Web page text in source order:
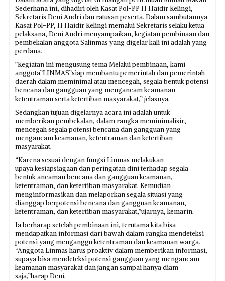
Sederhana ini, dihadiri oleh Kasat Pol-PP H Haidir Kelingi,
Sekretaris Deni Andri dan ratusan peserta. Dalam sambutannya
Kasat Pol-PP, H Haidir Kelingi memalui Sekretaris selaku ketua
pelaksana, Deni Andri menyampaikan, kegiatan pembinaan dan
pembekalan anggota Salinmas yang digelar kali ini adalah yang
perdana.
”Kegiatan ini mengusung tema‎ Melalui pembinaan, kami
anggota”LINMAS”siap membantu pemerintah dan pemerintah
daerah dalam meminimal atau mencegah, segala bentuk potensi
bencana dan gangguan yang mengancam keamanan
ketentraman serta ketertiban masyarakat,” jelasnya.
Sedangkan tujuan digelarnya acara ini adalah untuk
memberikan pembekalan, dalam rangka meminimalisir,
mencegah segala potensi bencana dan gangguan yang
mengancam keamanan, ketentraman dan ketertiban
masyarakat.
“Karena sesuai dengan fungsi Linmas melakukan
upaya kesiapsiagaan dan peringatan dini terhadap segala
bentuk ancaman bencana dan gangguan keamanan,
ketentraman, dan ketertiban masyarakat. Kemudian
menginformasikan dan melaporkan segala situasi yang
dianggap berpotensi bencana dan gangguan keamanan,
ketentraman, dan ketertiban masyarakat,”ujarnya, kemarin.
Ia berharap‎ setelah pembinaan ini, terutama kita bisa
mendapatkan informasi dari bawah dalam rangka mendeteksi
potensi yang menganggu ketentraman dan keamanan warga.
“Anggota Linmas harus proaktiv dalam memberikan informasi,
supaya bisa mendeteksi potensi gangguan yang mengancam
keamanan masyarakat dan jangan sampai hanya diam
saja,”harap Deni.